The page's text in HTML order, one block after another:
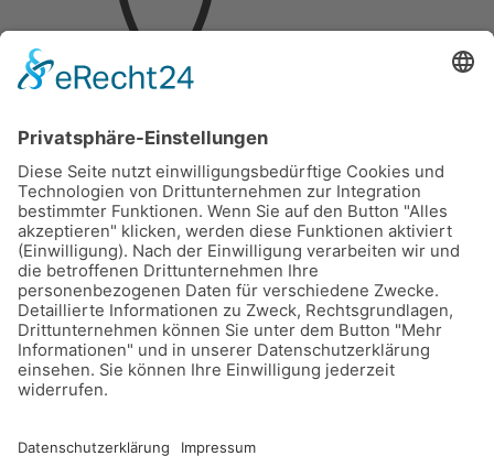
D-15745 Wildau, Berlin
Telefon: (03375)217459 0
Fax: (03375)217459 19
© 2026 Deuzert gmbh